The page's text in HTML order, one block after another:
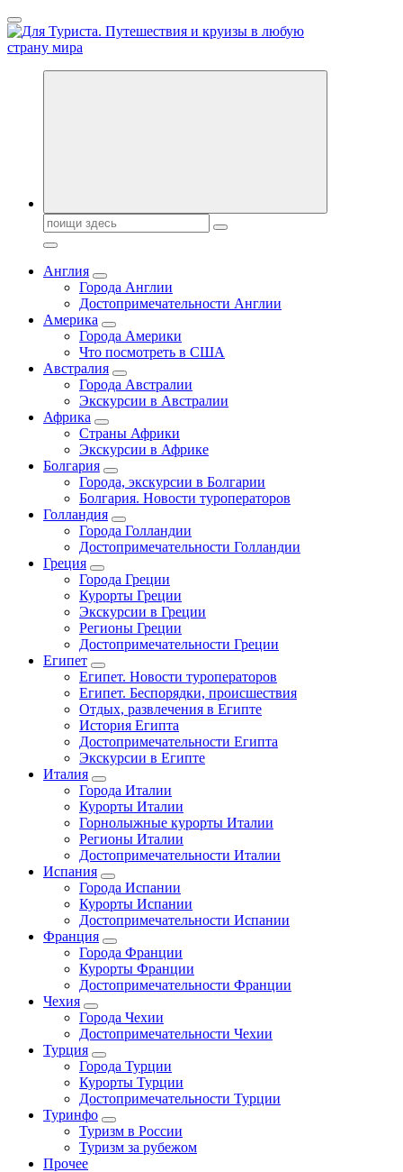
Перейти
к
содержанию
Новости туризма, куда поехать на отдых, где провести отпуск.
Поиск:
Англия
Города Англии
Достопримечательности Англии
Америка
Города Америки
Что посмотреть в США
Австралия
Города Австралии
Экскурсии в Австралии
Африка
Страны Африки
Экскурсии в Африке
Болгария
Города, экскурсии в Болгарии
Болгария. Новости туроператоров
Голландия
Города Голландии
Достопримечательности Голландии
Греция
Города Греции
Курорты Греции
Экскурсии в Греции
Регионы Греции
Достопримечательности Греции
Египет
Египет. Новости туроператоров
Египет. Беспорядки, происшествия
Отдых, развлечения в Египте
История Египта
Достопримечательности Египта
Экскурсии в Египте
Италия
Города Италии
Курорты Италии
Горнолыжные курорты Италии
Регионы Италии
Достопримечательности Италии
Испания
Города Испании
Курорты Испании
Достопримечательности Испании
Франция
Города Франции
Курорты Франции
Достопримечательности Франции
Чехия
Города Чехии
Достопримечательности Чехии
Турция
Города Турции
Курорты Турции
Достопримечательности Турции
Туринфо
Туризм в России
Туризм за рубежом
Прочее